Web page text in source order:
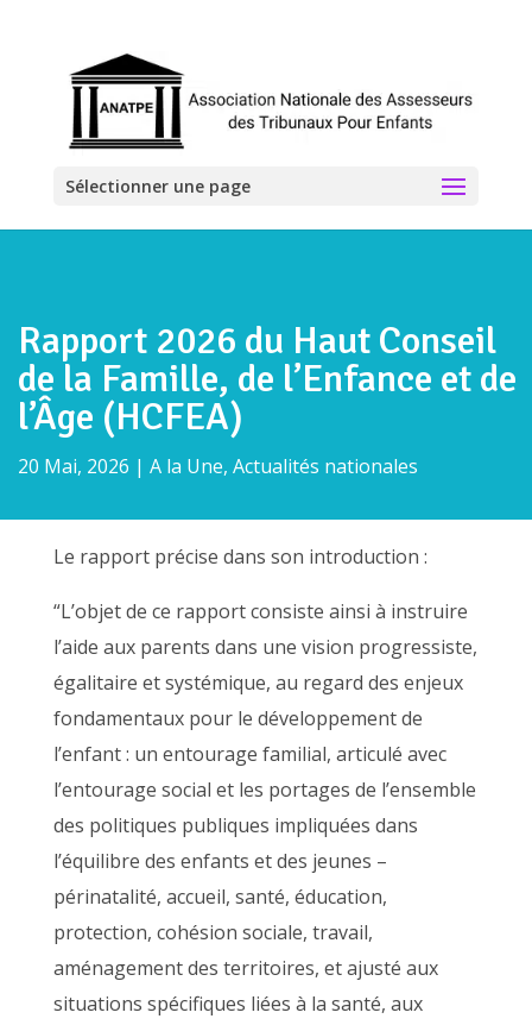
Sélectionner une page
Rapport 2026 du Haut Conseil
de la Famille, de l’Enfance et de
l’Âge (HCFEA)
20 Mai, 2026 | A la Une, Actualités nationales
Le rapport précise dans son introduction :
“L’objet de ce rapport consiste ainsi à instruire
l’aide aux parents dans une vision progressiste,
égalitaire et systémique, au regard des enjeux
fondamentaux pour le développement de
l’enfant : un entourage familial, articulé avec
l’entourage social et les portages de l’ensemble
des politiques publiques impliquées dans
l’équilibre des enfants et des jeunes –
périnatalité, accueil, santé, éducation,
protection, cohésion sociale, travail,
aménagement des territoires, et ajusté aux
situations spécifiques liées à la santé, aux